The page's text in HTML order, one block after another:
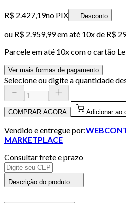
R$ 2.427,19no PIX Desconto
ou R$ 2.959,99em até 10x de R$
Parcele em até 10x com o cartão
Ver mais formas de pagamento
Selecione ou digite a quantidade
COMPRAR AGORA Adicionar ao
Vendido e entregue por:
MARKETPLACE
Consultar frete e prazo
Descrição do produto